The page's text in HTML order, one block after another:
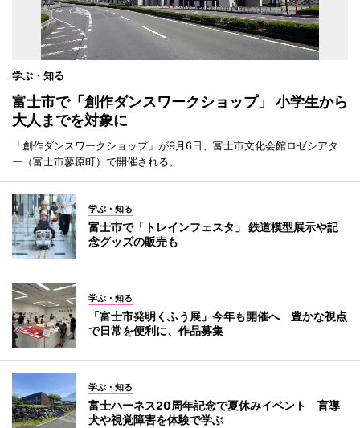
学ぶ・知る
富士市で「創作ダンスワークショップ」 小学生から
大人までを対象に
「創作ダンスワークショップ」が9月6日、富士市文化会館ロゼシアタ
ー（富士市蓼原町）で開催される。
学ぶ・知る
富士市で「トレインフェスタ」 鉄道模型展示や記
念グッズの販売も
学ぶ・知る
「富士市発明くふう展」今年も開催へ 豊かな視点
で日常を便利に、作品募集
学ぶ・知る
富士ハーネス20周年記念で夏休みイベント 盲導
犬や視覚障害を体験で学ぶ